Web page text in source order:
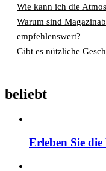
Wie kann ich die
Warum sind
empfehlenswert?
Gibt es nützliche
beliebt
Erleben Sie